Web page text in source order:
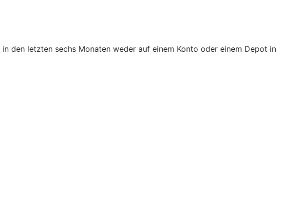
den letzten sechs Monaten weder auf einem Konto oder einem Depot in